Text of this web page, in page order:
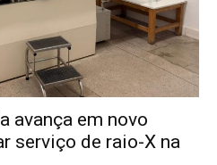
avança em novo
serviço de raio-X na